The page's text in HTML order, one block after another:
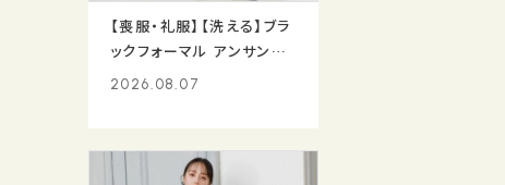
【喪服・礼服】【洗える】ブラ
ックフォーマル アンサンブ
ル/ジャケット+ワンピース
2026.08.07